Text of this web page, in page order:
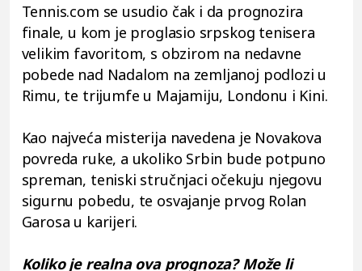
Tennis.com se usudio čak i da prognozira
finale, u kom je proglasio srpskog tenisera
velikim favoritom, s obzirom na nedavne
pobede nad Nadalom na zemljanoj podlozi u
Rimu, te trijumfe u Majamiju, Londonu i Kini.
Kao najveća misterija navedena je Novakova
povreda ruke, a ukoliko Srbin bude potpuno
spreman, teniski stručnjaci očekuju njegovu
sigurnu pobedu, te osvajanje prvog Rolan
Garosa u karijeri.
Koliko je realna ova prognoza? Može li